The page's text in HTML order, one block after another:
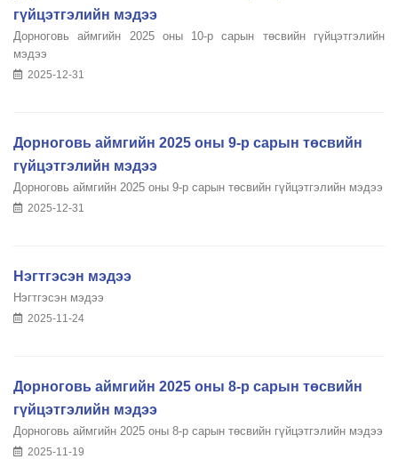
гүйцэтгэлийн мэдээ
Дорноговь аймгийн 2025 оны 10-р сарын төсвийн гүйцэтгэлийн
мэдээ
2025-12-31
Дорноговь аймгийн 2025 оны 9-р сарын төсвийн
гүйцэтгэлийн мэдээ
Дорноговь аймгийн 2025 оны 9-р сарын төсвийн гүйцэтгэлийн мэдээ
2025-12-31
Нэгтгэсэн мэдээ
Нэгтгэсэн мэдээ
2025-11-24
Дорноговь аймгийн 2025 оны 8-р сарын төсвийн
гүйцэтгэлийн мэдээ
Дорноговь аймгийн 2025 оны 8-р сарын төсвийн гүйцэтгэлийн мэдээ
2025-11-19